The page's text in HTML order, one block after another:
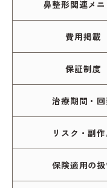
鼻整形関連メ
費用掲載
保証制度
治療期間・
リスク・副
保険適用の扱